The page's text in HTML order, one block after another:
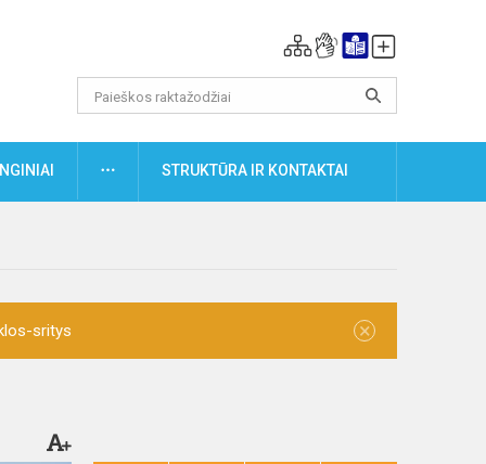
DAUGIAUSTRUKTŪRA IR KONTAKTAI
sritys ×